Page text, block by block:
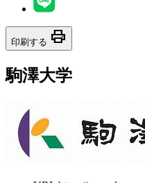
印刷する print
駒澤大学